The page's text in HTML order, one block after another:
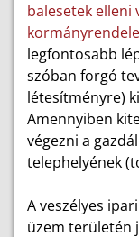
balesetek elleni
legfontosabb
szóban forgó
létesítményre)
Amennyiben
végezni a
telephelyének
A veszélyes
üzem területén